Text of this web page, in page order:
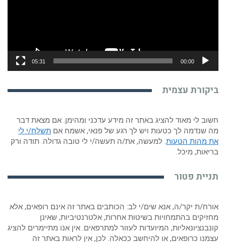
00:00
05:31
ביקורת עצמית
חשוב לי מאוד להציג באתר זה מידע עדכני ומהימן. אם מצאת דבר
מה שנדמה לך כטעות ויש לך רגע של פנאי, אשמח אם תשלח/י לי
את מהות הטעות. למעשה, את/ה תעשה/י לי טובה גדולה. תודה ורק
בריאות, מיכל.
תניית פטור
אורח/ת יקר/ה, אנא שים/י לב: הכותבים באתר זה אינם רופאים, אלא
מחזיקים בהתמחויות בשיטות אחרות, אלטרנטיביות, שאינן
קונבנציונאליות, המיועדות לעזור למתרפאים. אין אנו מתיימרים להציג
עצמנו כרופאים, או להיחשב ככאלה. לכן, אין לראות באתר זה